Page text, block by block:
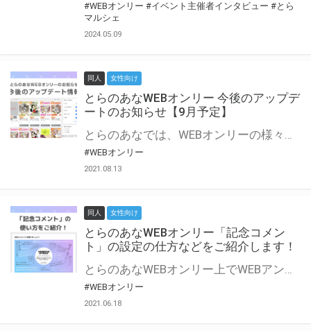
#WEBオンリー #イベント主催者インタビュー #とら
マルシェ
2024.05.09
同人 女性向け
とらのあなWEBオンリー 今後のアップデ
ートのお知らせ【9月予定】
とらのあなでは、WEBオンリーの様々な支援を実施しています。 今回は2021年9月に実装を予定しているアップデート情報についてご紹介いたします。 とらのあなWEBオンリーサイトはこちら
#WEBオンリー
2021.08.13
同人 女性向け
とらのあなWEBオンリー「記念コメン
ト」の設定の仕方などをご紹介します！
とらのあなWEBオンリー上でWEBアンソロジーが作成できる「記念コメント」について、その使い方や作成手順を解説します！ 支援タイプを「サークル参加型」「サークル参加型・マルシェ(イベント会場)機能付き」でお申し込みいただいている主催者様はぜひご活用ください♪ とらのあなWEBオンリーサイトはこちら
#WEBオンリー
2021.06.18